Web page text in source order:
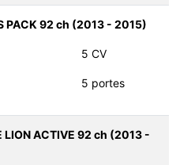
PACK 92 ch (2013 - 2015)
5 CV
5 portes
LION ACTIVE 92 ch (2013 -